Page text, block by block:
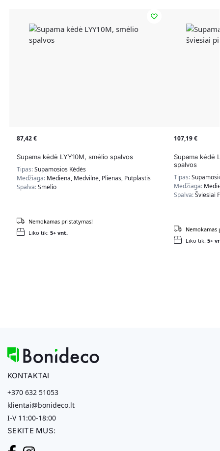
87,42€
Supama kėdė LYY10M, smėlio spalvos
Tipas:Supamosios Kėdės
Medžiaga: Mediena, Medvilnė, Plienas, Putplastis
Spalva:Smėlio
Liko tik: 5+ vnt.
Nemokamas pristatymas!
107,19€
Supama kėdė
spalvos
Tipas:
Medžiaga:
Spalva:Šviesiai
Liko tik: 5+
Nemokamas
KONTAKTAI
+370 632 51053
klientai@bonideco.lt
I-V 11:00-18:00
SEKITE MUS: